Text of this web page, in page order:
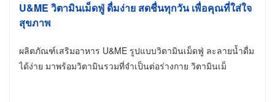
U&ME วิตามินเม็ดฟู่ ดื่มง่าย สดชื่นทุกวัน เพื่อคุณที่ใส่ใจ
สุขภาพ
ผลิตภัณฑ์เสริมอาหาร U&ME รูปแบบวิตามินเม็ดฟู่ ละลายน้ำดื่ม
ได้ง่าย มาพร้อมวิตามินรวมที่จำเป็นต่อร่างกาย วิตามินเม็